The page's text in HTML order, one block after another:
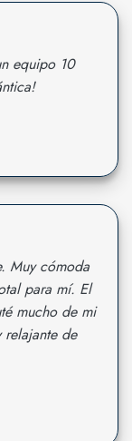
equipo 10
Muy cómoda
para mí. El
mucho de mi
relajante de